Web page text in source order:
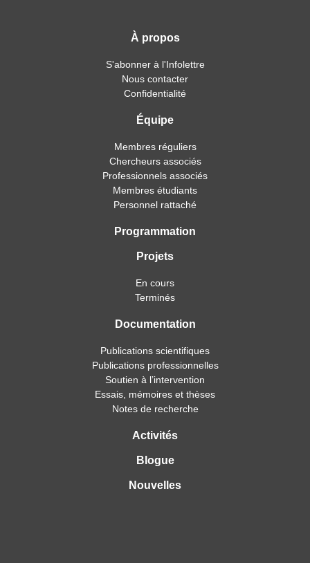
À propos
S'abonner à l'Infolettre
Nous contacter
Confidentialité
Équipe
Membres réguliers
Chercheurs associés
Professionnels associés
Membres étudiants
Personnel rattaché
Programmation
Projets
En cours
Terminés
Documentation
Publications scientifiques
Publications professionnelles
Soutien à l’intervention
Essais, mémoires et thèses
Notes de recherche
Activités
Blogue
Nouvelles